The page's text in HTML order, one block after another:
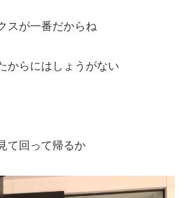
スが一番だからね
からにはしょうがない
て回って帰るか